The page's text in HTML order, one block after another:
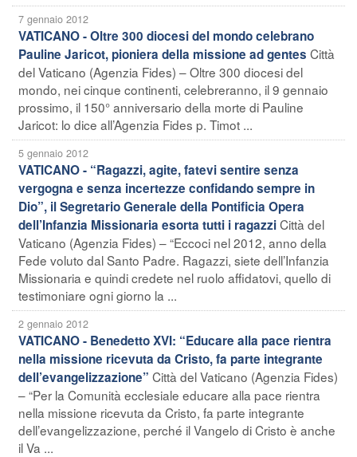
7 gennaio 2012
VATICANO - Oltre 300 diocesi del mondo celebrano
Pauline Jaricot, pioniera della missione ad gentes Città
del Vaticano (Agenzia Fides) – Oltre 300 diocesi del
mondo, nei cinque continenti, celebreranno, il 9 gennaio
prossimo, il 150° anniversario della morte di Pauline
Jaricot: lo dice all’Agenzia Fides p. Timot ...
5 gennaio 2012
VATICANO - “Ragazzi, agite, fatevi sentire senza
vergogna e senza incertezze confidando sempre in
Dio”, il Segretario Generale della Pontificia Opera
dell’Infanzia Missionaria esorta tutti i ragazziCittà del
Vaticano (Agenzia Fides) – “Eccoci nel 2012, anno della
Fede voluto dal Santo Padre. Ragazzi, siete dell’Infanzia
Missionaria e quindi credete nel ruolo affidatovi, quello di
testimoniare ogni giorno la ...
2 gennaio 2012
VATICANO - Benedetto XVI: “Educare alla pace rientra
nella missione ricevuta da Cristo, fa parte integrante
dell’evangelizzazione” Città del Vaticano (Agenzia Fides)
– “Per la Comunità ecclesiale educare alla pace rientra
nella missione ricevuta da Cristo, fa parte integrante
dell’evangelizzazione, perché il Vangelo di Cristo è anche
il Va ...